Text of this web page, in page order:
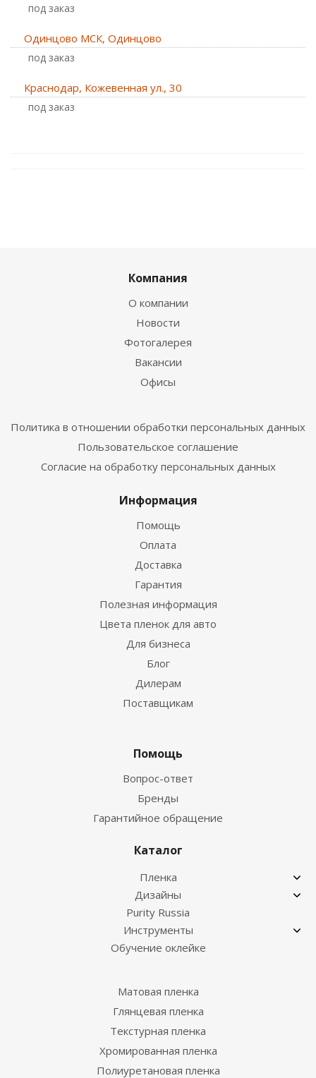
Под заказ
Одинцово МСК, Одинцово
Под заказ
Краснодар, Кожевенная ул., 30
Под заказ
Компания
О компании
Новости
Фотогалерея
Вакансии
Офисы
Политика в отношении обработки персональных данных
Пользовательское соглашение
Согласие на обработку персональных данных
Информация
Помощь
Оплата
Доставка
Гарантия
Полезная информация
Цвета пленок для авто
Для бизнеса
Блог
Дилерам
Поставщикам
Помощь
Вопрос-ответ
Бренды
Гарантийное обращение
Каталог
Пленка
Дизайны
Purity Russia
Инструменты
Обучение оклейке
Матовая пленка
Глянцевая пленка
Текстурная пленка
Хромированная пленка
Полиуретановая пленка